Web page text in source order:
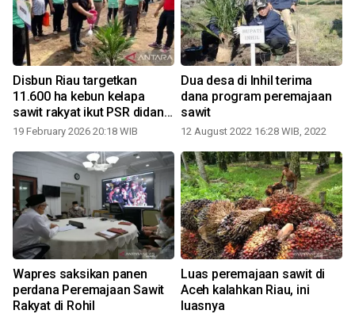
Disbun Riau targetkan
11.600 ha kebun kelapa
sawit rakyat ikut PSR didanai
BPDPKS
19 February 2026 20:18 WIB
Dua desa di Inhil terima
dana program peremajaan
sawit
12 August 2022 16:28 WIB, 2022
Wapres saksikan panen
perdana Peremajaan Sawit
Rakyat di Rohil
Luas peremajaan sawit di
Aceh kalahkan Riau, ini
luasnya